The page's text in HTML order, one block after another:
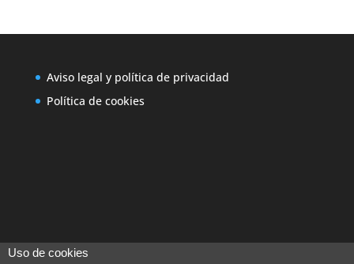
Aviso legal y política de privacidad
Política de cookies
Uso de cookies